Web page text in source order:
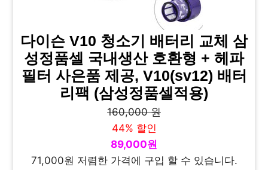
다이슨 V10 청소기 배터리 교체 삼
성정품셀 국내생산 호환형 + 헤파
필터 사은품 제공, V10(sv12) 배터
리팩 (삼성정품셀적용)
160,000 원
44% 할인
89,000원
71,000원 저렴한 가격에 구입 할 수 있습니다.